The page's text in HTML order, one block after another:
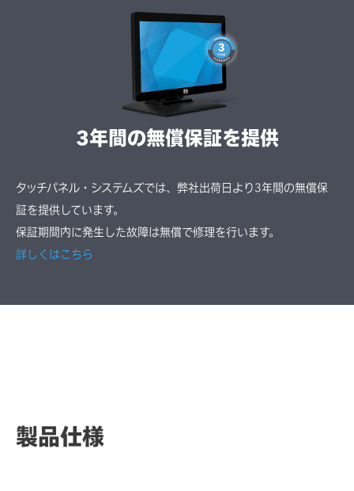
3年間の無償保証を提供
タッチパネル・システムズでは、弊社出荷日より3年間の無償保
証を提供しています。
保証期間内に発生した故障は無償で修理を行います。
詳しくはこちら
製品仕様